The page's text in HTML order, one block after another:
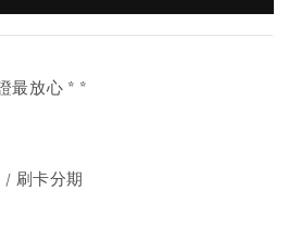
最放心 * *
刷卡分期